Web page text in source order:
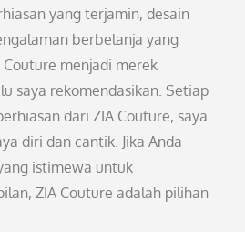
yang terjamin, desain
berbelanja yang
menjadi merek
saya rekomendasikan. Setiap
dari ZIA Couture, saya
diri dan cantik. Jika Anda
istimewa untuk
ZIA Couture adalah pilihan